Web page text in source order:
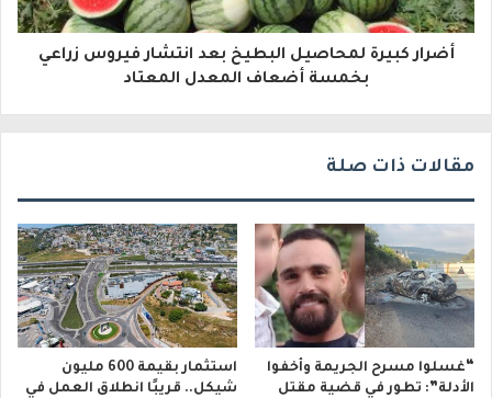
ر
ن
أضرار كبيرة لمحاصيل البطيخ بعد انتشار فيروس زراعي
بخمسة أضعاف المعدل المعتاد
مقالات ذات صلة
“غسلوا مسرح الجريمة وأخفوا
الأدلة”: تطور في قضية مقتل
استثمار بقيمة 600 مليون
شيكل.. قريبًا انطلاق العمل في